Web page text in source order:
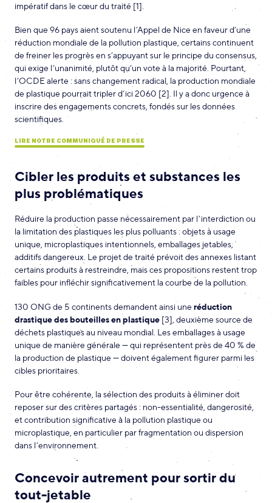
impératif dans le cœur du traité [1].
Bien que 96 pays aient soutenu l’Appel de Nice en faveur d’une
réduction mondiale de la pollution plastique, certains continuent
de freiner les progrès en s’appuyant sur le principe du consensus,
qui exige l’unanimité, plutôt qu’un vote à la majorité. Pourtant,
l’OCDE alerte : sans changement radical, la production mondiale
de plastique pourrait tripler d’ici 2060 [2]. Il y a donc urgence à
inscrire des engagements concrets, fondés sur les données
scientifiques.
LIRE NOTRE COMMUNIQUÉ DE PRESSE
Cibler les produits et substances les
plus problématiques
Réduire la production passe nécessairement par l’interdiction ou
la limitation des plastiques les plus polluants : objets à usage
unique, microplastiques intentionnels, emballages jetables,
additifs dangereux. Le projet de traité prévoit des annexes listant
certains produits à restreindre, mais ces propositions restent trop
faibles pour infléchir significativement la courbe de la pollution.
130 ONG de 5 continents demandent ainsi une réduction
drastique des bouteilles en plastique [3], deuxième source de
déchets plastiques au niveau mondial. Les emballages à usage
unique de manière générale — qui représentent près de 40 % de
la production de plastique — doivent également figurer parmi les
cibles prioritaires.
Pour être cohérente, la sélection des produits à éliminer doit
reposer sur des critères partagés : non-essentialité, dangerosité,
et contribution significative à la pollution plastique ou
microplastique, en particulier par fragmentation ou dispersion
dans l’environnement.
Concevoir autrement pour sortir du
tout-jetable